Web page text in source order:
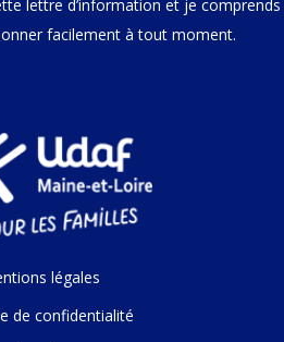
lettre d’information et je comprends
facilement à tout moment.
légales
de confidentialité